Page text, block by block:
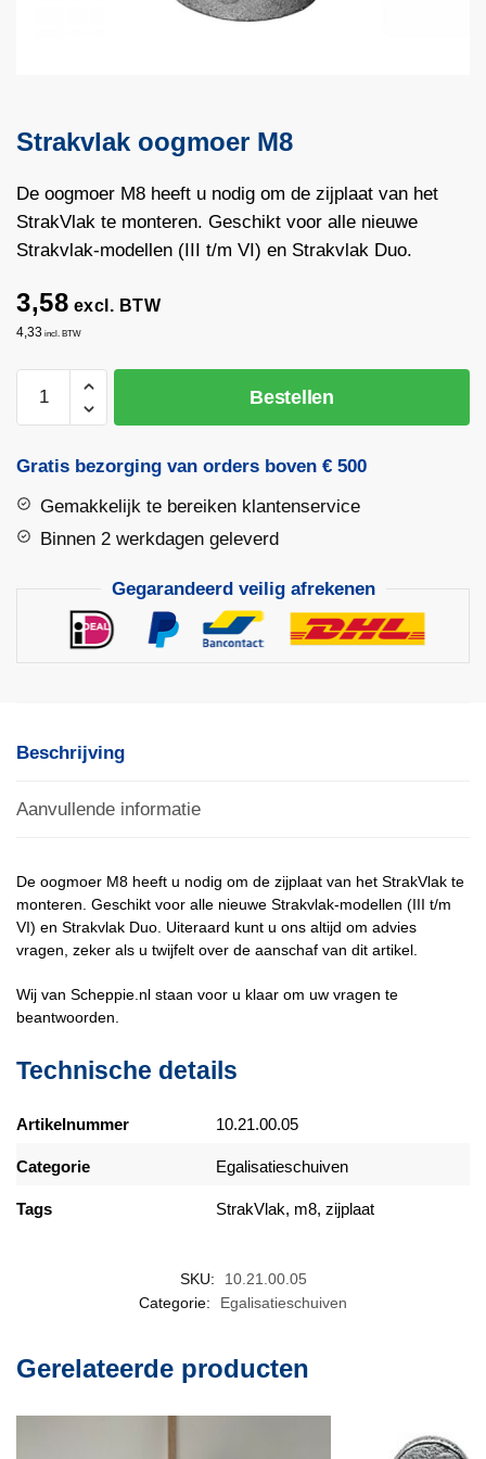
Strakvlak oogmoer M8
De oogmoer M8 heeft u nodig om de zijplaat van het
StrakVlak te monteren. Geschikt voor alle nieuwe
Strakvlak-modellen (III t/m VI) en Strakvlak Duo.
3,58 excl. BTW
4,33 incl. BTW
oogmoer
aantal
Bestellen
Gratis bezorging van orders boven € 500
Gemakkelijk te bereiken klantenservice
Binnen 2 werkdagen geleverd
Gegarandeerd veilig afrekenen
Beschrijving
Aanvullende informatie
De oogmoer M8 heeft u nodig om de zijplaat van het StrakVlak te
monteren. Geschikt voor alle nieuwe Strakvlak-modellen (III t/m
VI) en Strakvlak Duo. Uiteraard kunt u ons altijd om advies
vragen, zeker als u twijfelt over de aanschaf van dit artikel.
Wij van Scheppie.nl staan voor u klaar om uw vragen te
beantwoorden.
Technische details
Artikelnummer 10.21.00.05
Categorie Egalisatieschuiven
Tags StrakVlak, m8, zijplaat
SKU:
10.21.00.05
Categorie:
Egalisatieschuiven
Gerelateerde producten